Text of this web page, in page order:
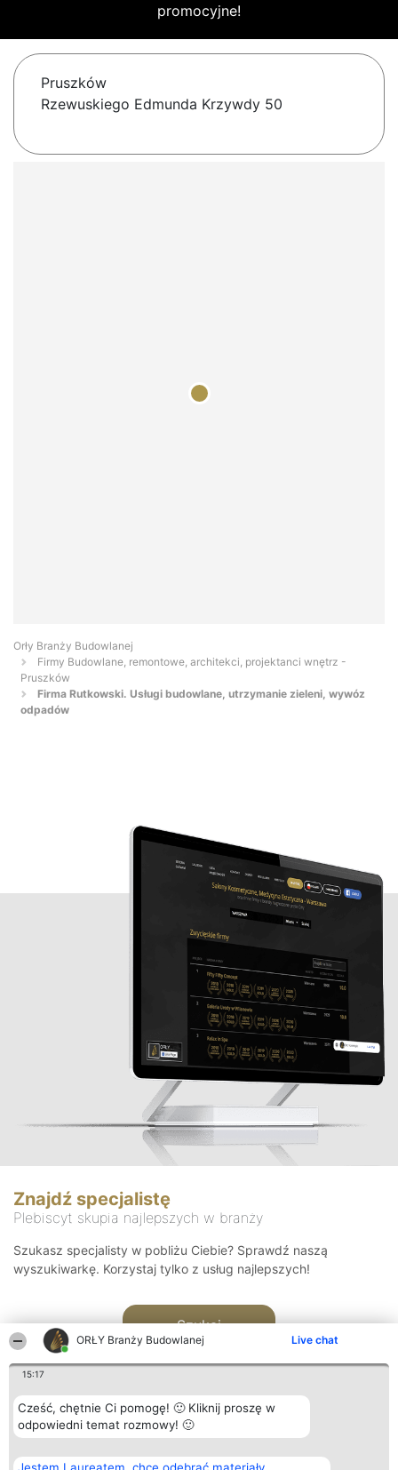
ORŁY Branży Budowlanej Live chat
15:17
Cześć, chętnie Ci pomogę! 🙂 Kliknij proszę w
odpowiedni temat rozmowy! 🙂
promocyjne!
Pruszków
Rzewuskiego Edmunda Krzywdy 50
Orły Branży Budowlanej
Firmy Budowlane, remontowe, architekci, projektanci wnętrz -
Pruszków
Firma Rutkowski. Usługi budowlane, utrzymanie zieleni, wywóz
odpadów
Znajdź specjalistę
Plebiscyt skupia najlepszych w branży
Szukasz specjalisty w pobliżu Ciebie? Sprawdź naszą
wyszukiwarkę. Korzystaj tylko z usług najlepszych!
Szukaj
Organizator plebiscytu Plebiscyt Kontakt